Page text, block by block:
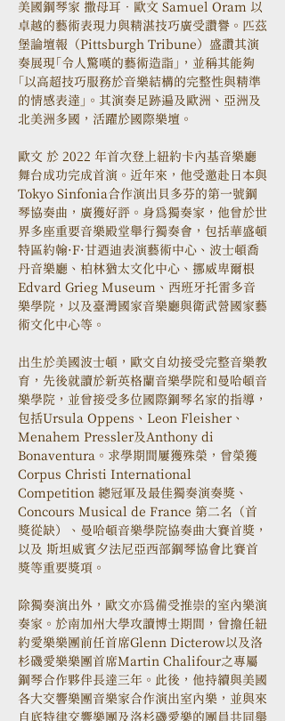
美國鋼琴家 撒母耳‧歐文 Samuel Oram 以
卓越的藝術表現力與精湛技巧廣受讚譽。匹茲
堡論壇報（Pittsburgh Tribune）盛讚其演
奏展現「令人驚嘆的藝術造詣」，並稱其能夠
「以高超技巧服務於音樂結構的完整性與精準
的情感表達」。其演奏足跡遍及歐洲、亞洲及
北美洲多國，活躍於國際樂壇。
歐文 於 2022 年首次登上紐約卡內基音樂廳
舞台成功完成首演。近年來，他受邀赴日本與
Tokyo Sinfonia合作演出貝多芬的第一號鋼
琴協奏曲，廣獲好評。身為獨奏家，他曾於世
界多座重要音樂殿堂舉行獨奏會，包括華盛頓
特區約翰·F·甘迺迪表演藝術中心、波士頓喬
丹音樂廳、柏林猶太文化中心、挪威卑爾根
Edvard Grieg Museum、西班牙托雷多音
樂學院，以及臺灣國家音樂廳與衛武營國家藝
術文化中心等。
出生於美國波士頓，歐文自幼接受完整音樂教
育，先後就讀於新英格蘭音樂學院和曼哈頓音
樂學院，並曾接受多位國際鋼琴名家的指導，
包括Ursula Oppens、Leon Fleisher、
Menahem Pressler及Anthony di
Bonaventura。求學期間屢獲殊榮，曾榮獲
Corpus Christi International
Competition 總冠軍及最佳獨奏演奏獎、
Concours Musical de France 第二名（首
獎從缺）、曼哈頓音樂學院協奏曲大賽首獎，
以及 斯坦威賓夕法尼亞西部鋼琴協會比賽首
獎等重要獎項。
除獨奏演出外，歐文亦為備受推崇的室內樂演
奏家。於南加州大學攻讀博士期間，曾擔任紐
約愛樂樂團前任首席Glenn Dicterow以及洛
杉磯愛樂樂團首席Martin Chalifour之專屬
鋼琴合作夥伴長達三年。此後，他持續與美國
各大交響樂團音樂家合作演出室內樂，並與來
自底特律交響樂團及洛杉磯愛樂的團員共同舉